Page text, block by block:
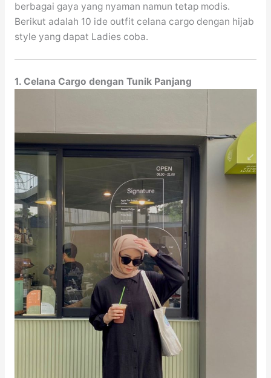
berbagai gaya yang nyaman namun tetap modis.
Berikut adalah 10 ide outfit celana cargo dengan hijab
style yang dapat Ladies coba.
1. Celana Cargo dengan Tunik Panjang